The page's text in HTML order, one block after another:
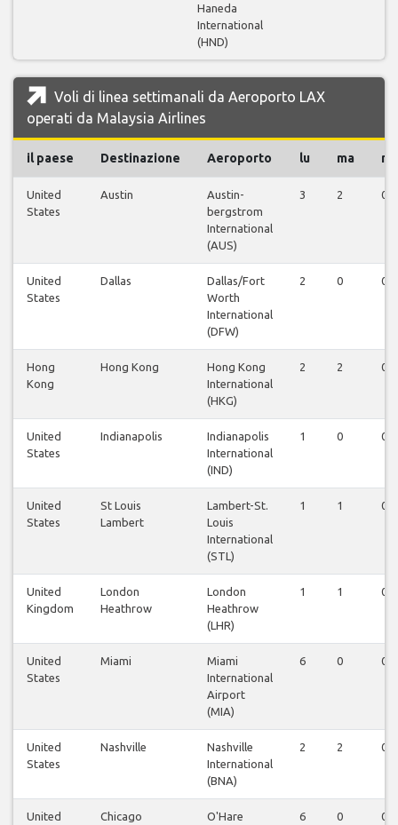
Haneda
International
(HND)
Voli di linea settimanali da Aeroporto LAX
operati da Malaysia Airlines
il paese Destinazione Aeroporto lu ma
United
States
Austin
Austin-
bergstrom
International
(AUS)
3 2 0
United
States
Dallas
Dallas/Fort
Worth
International
(DFW)
2 0 0
Hong
Kong
Hong Kong
Hong Kong
International
(HKG)
2 2 0
United
States
Indianapolis
Indianapolis
International
(IND)
1 0 0
United
States
St Louis
Lambert
Lambert-St.
Louis
International
(STL)
1 1 0
United
Kingdom
London
Heathrow
London
Heathrow
(LHR)
1 1 0
United
States
Miami
Miami
International
Airport
(MIA)
6 0 0
United
States
Nashville
Nashville
International
(BNA)
2 2 0
United
Chicago
O'Hare
6 0 0